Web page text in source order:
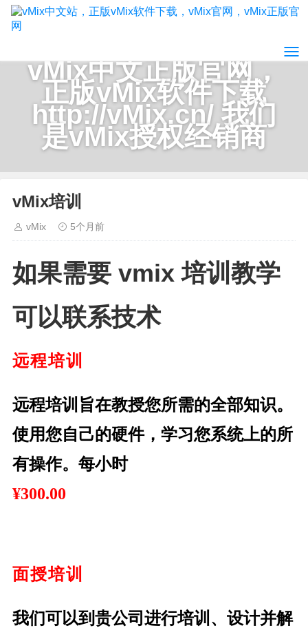
vMix中文正版官网，
正版vMix软件下载
http://vMix.cn/ 我们
是vMix授权经销商
vMix培训
vMix 5个月前
如果需要 vmix 培训教学
可以联系技术
远程培训
远程培训旨在教授您所需的全部知识。
使用您自己的硬件，学习您系统上的所
有操作。每小时
¥300.00
面授培训
我们可以到贵公司进行培训、设计并解